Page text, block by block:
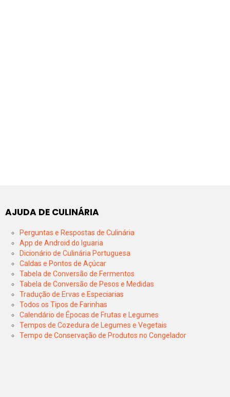
AJUDA DE CULINÁRIA
Perguntas e Respostas de Culinária
App de Android do Iguaria
Dicionário de Culinária Portuguesa
Caldas e Pontos de Açúcar
Tabela de Conversão de Fermentos
Tabela de Conversão de Pesos e Medidas
Tradução de Ervas e Especiarias
Todos os Tipos de Farinhas
Calendário de Épocas de Frutas e Legumes
Tempos de Cozedura de Legumes e Vegetais
Tempo de Conservação de Produtos no Congelador